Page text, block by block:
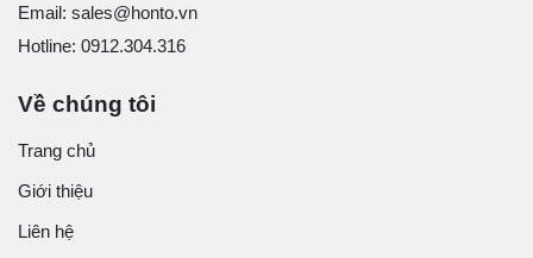
Email: sales@honto.vn
Hotline: 0912.304.316
Về chúng tôi
Trang chủ
Giới thiệu
Liên hệ